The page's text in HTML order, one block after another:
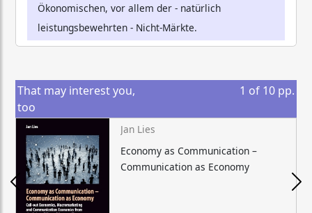
Ökonomischen, vor allem der - natürlich
leistungsbewehrten - Nicht-Märkte.
That may interest you,
too
1 of 10 pp.
Jan Lies
Economy as Communication –
Communication as Economy